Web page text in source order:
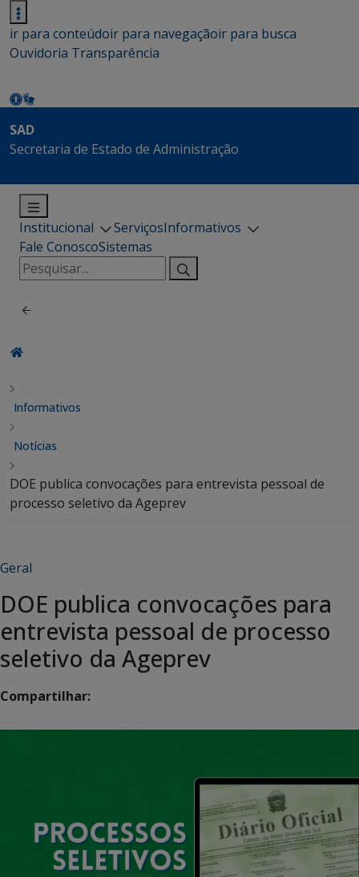
ir para conteúdoir para navegaçãoir para busca
Ouvidoria Transparência
SAD
Secretaria de Estado de Administração
Institucional ServiçosInformativos
Fale ConoscoSistemas
Pesquisar
por:
Informativos
Notícias
DOE publica convocações para entrevista pessoal de
processo seletivo da Ageprev
Geral
DOE publica convocações para
entrevista pessoal de processo
seletivo da Ageprev
Compartilhar: